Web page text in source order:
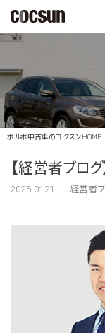
ボルボ中古車のコクスンHOME
【経営者ブロ
2025.01.21 経営者